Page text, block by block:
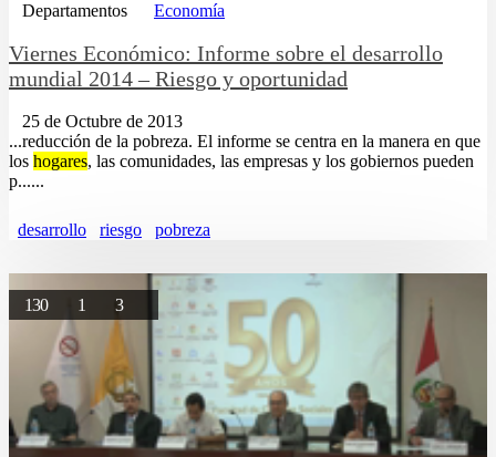
Departamentos Economía
Viernes Económico: Informe sobre el desarrollo
mundial 2014 – Riesgo y oportunidad
25 de Octubre de 2013
...reducción de la pobreza. El informe se centra en la manera en que
los hogares, las comunidades, las empresas y los gobiernos pueden
p......
desarrollo riesgo pobreza
130 1 3